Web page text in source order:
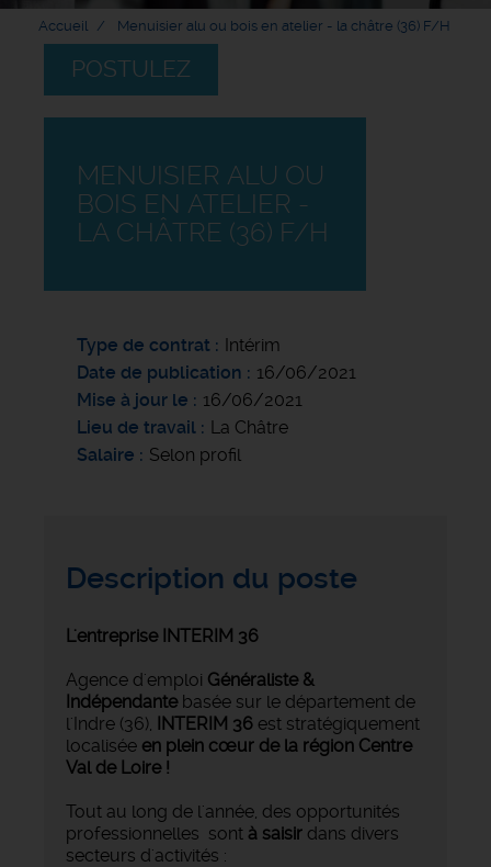
Accueil Menuisier alu ou bois en atelier - la châtre (36) F/H
POSTULEZ
MENUISIER ALU OU
BOIS EN ATELIER -
LA CHÂTRE (36) F/H
Type de contrat
Intérim
Date de publication
16/06/2021
Mise à jour le
16/06/2021
Lieu de travail
La Châtre
Salaire
Selon profil
Description du poste
L'entreprise INTERIM 36
Agence d'emploi Généraliste &
Indépendantebasée sur le département de
l'Indre (36),
INTERIM 36 est stratégiquement
localisée en plein cœur de la région Centre
Val de Loire !
Tout au long de l'année, des opportunités
professionnelles sont à saisir dans divers
secteurs d'activités :